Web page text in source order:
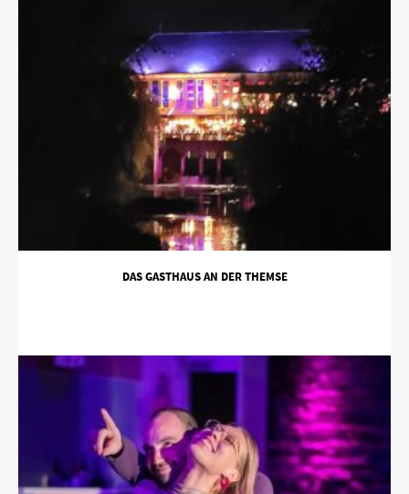
DAS GASTHAUS AN DER THEMSE